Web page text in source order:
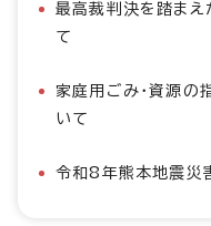
最高裁判決を踏ま
て
家庭用ごみ・資源の
いて
令和8年熊本地震災